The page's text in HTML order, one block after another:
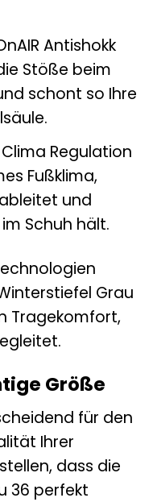
Antishokk
Stöße beim
schont so Ihre
Regulation
Fußklima,
und
Schuh hält.
Grau
Tragekomfort,
Größe
für den
Ihrer
dass die
36 perfekt